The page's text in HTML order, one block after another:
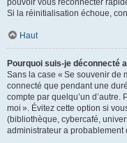
pouvoir vous reconnecter
Si la réinitialisation échoue,
Haut
Pourquoi suis-je déconnecté
Sans la case « Se souvenir de
connecté que pendant une
compte par quelqu’un d’autre.
moi ». Évitez cette option si
(bibliothèque, cybercafé,
administrateur a probablement